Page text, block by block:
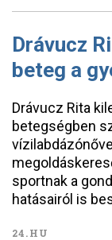
Drávucz
beteg a
Drávucz Rita
betegségben
sportnak a
hatásairól is
24.HU